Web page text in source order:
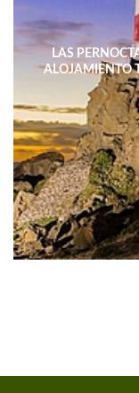
LAS
ALOJAMIENTO